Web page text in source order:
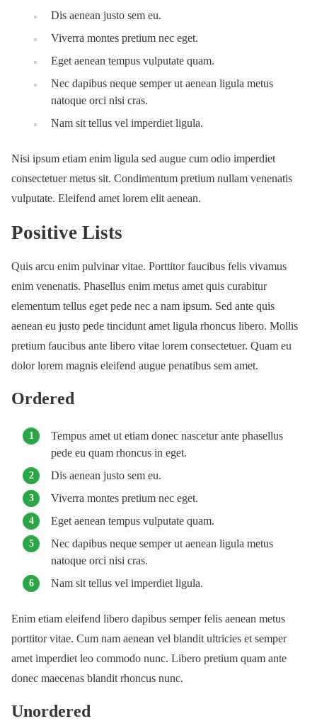
Dis aenean justo sem eu.
Viverra montes pretium nec eget.
Eget aenean tempus vulputate quam.
Nec dapibus neque semper ut aenean ligula metus
natoque orci nisi cras.
Nam sit tellus vel imperdiet ligula.
Nisi ipsum etiam enim ligula sed augue cum odio imperdiet
consectetuer metus sit. Condimentum pretium nullam venenatis
vulputate. Eleifend amet lorem elit aenean.
Positive Lists
Quis arcu enim pulvinar vitae. Porttitor faucibus felis vivamus
enim venenatis. Phasellus enim metus amet quis curabitur
elementum tellus eget pede nec a nam ipsum. Sed ante quis
aenean eu justo pede tincidunt amet ligula rhoncus libero. Mollis
pretium faucibus ante libero vitae lorem consectetuer. Quam eu
dolor lorem magnis eleifend augue penatibus sem amet.
Ordered
Tempus amet ut etiam donec nascetur ante phasellus
pede eu quam rhoncus in eget.
Dis aenean justo sem eu.
Viverra montes pretium nec eget.
Eget aenean tempus vulputate quam.
Nec dapibus neque semper ut aenean ligula metus
natoque orci nisi cras.
Nam sit tellus vel imperdiet ligula.
Enim etiam eleifend libero dapibus semper felis aenean metus
porttitor vitae. Cum nam aenean vel blandit ultricies et semper
amet imperdiet leo commodo nunc. Libero pretium quam ante
donec maecenas blandit rhoncus nunc.
Unordered